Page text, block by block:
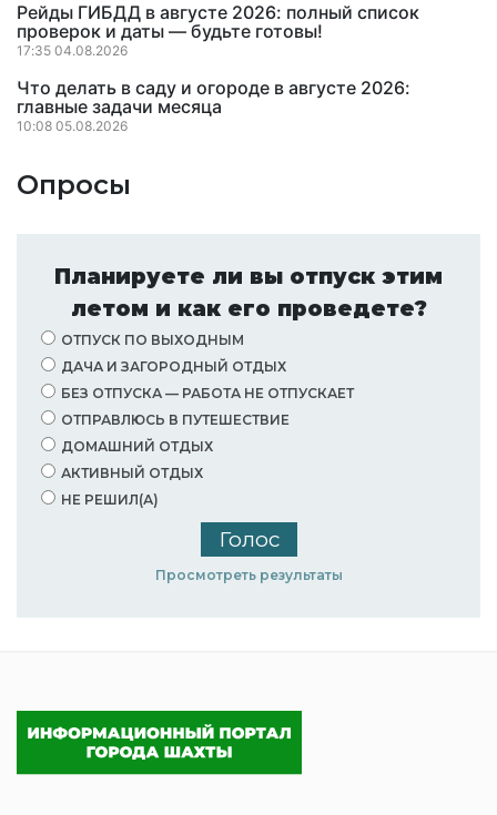
Рейды ГИБДД в августе 2026: полный список
проверок и даты — будьте готовы!
17:35 04.08.2026
Что делать в саду и огороде в августе 2026:
главные задачи месяца
10:08 05.08.2026
Опросы
Планируете ли вы отпуск этим
летом и как его проведете?
ОТПУСК ПО ВЫХОДНЫМ
ДАЧА И ЗАГОРОДНЫЙ ОТДЫХ
БЕЗ ОТПУСКА — РАБОТА НЕ ОТПУСКАЕТ
ОТПРАВЛЮСЬ В ПУТЕШЕСТВИЕ
ДОМАШНИЙ ОТДЫХ
АКТИВНЫЙ ОТДЫХ
НЕ РЕШИЛ(А)
Просмотреть результаты